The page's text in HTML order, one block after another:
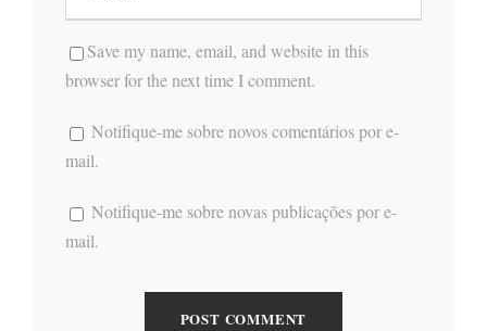
Save my name, email, and website in this
browser for the next time I comment.
Notifique-me sobre novos comentários por e-
mail.
Notifique-me sobre novas publicações por e-
mail.